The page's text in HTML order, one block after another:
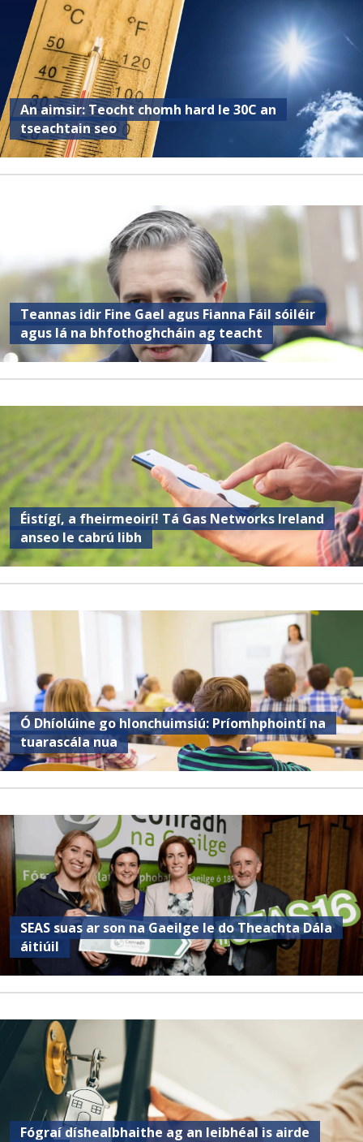
An aimsir: Teocht chomh hard le 30C an
tseachtain seo
Teannas idir Fine Gael agus Fianna Fáil sóiléir
agus lá na bhfothoghcháin ag teacht
Éistígí, a fheirmeoirí! Tá Gas Networks Ireland
anseo le cabrú libh
Ó Dhíolúine go hIonchuimsiú: Príomhphointí na
tuarascála nua
SEAS suas ar son na Gaeilge le do Theachta Dála
áitiúil
Fógraí díshealbhaithe ag an leibhéal is airde